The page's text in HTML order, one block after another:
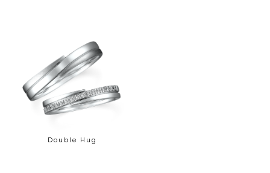
Double Hug